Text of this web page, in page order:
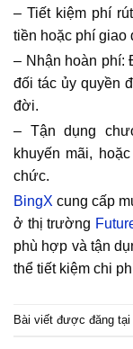
– Tiết kiệm phí
tiền hoặc phí
– Nhận hoàn phí:
đối tác ủy quyền
đời.
– Tận dụng
khuyến mãi,
chức.
BingX cung cấp
ở thị trường
phù hợp và tận
thể tiết kiệm chi
Bài viết được đăng tại